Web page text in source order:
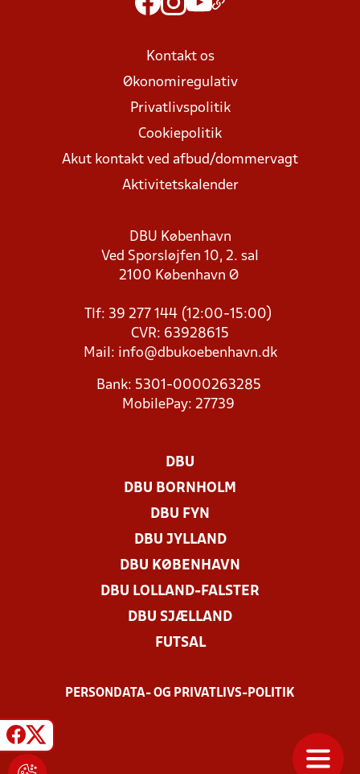
Kontakt os
Økonomiregulativ
Privatlivspolitik
Cookiepolitik
Akut kontakt ved afbud/dommervagt
Aktivitetskalender
DBU København
Ved Sporsløjfen 10, 2. sal
2100 København Ø
Tlf: 39 277 144 (12:00-15:00)
CVR: 63928615
Mail: info@dbukoebenhavn.dk
Bank: 5301-0000263285
MobilePay: 27739
DBU
DBU BORNHOLM
DBU FYN
DBU JYLLAND
DBU KØBENHAVN
DBU LOLLAND-FALSTER
DBU SJÆLLAND
FUTSAL
PERSONDATA- OG PRIVATLIVS-POLITIK